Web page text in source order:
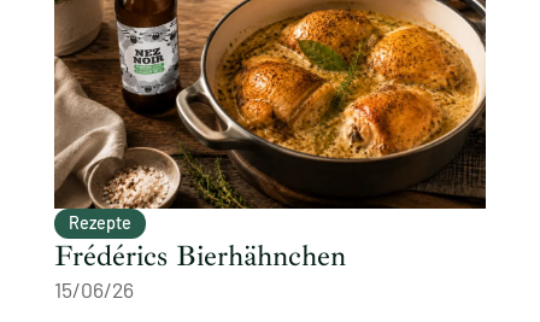
Rezepte
Frédérics Bierhähnchen
15/06/26